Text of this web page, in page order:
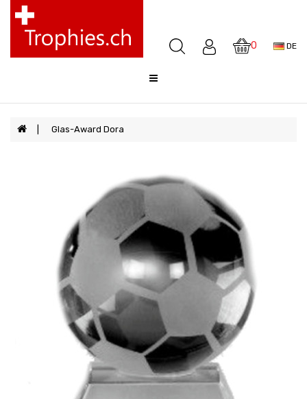
0 DE
Pokale
Medaillen
Awards
Glocken
Sale
Glas-Award Dora